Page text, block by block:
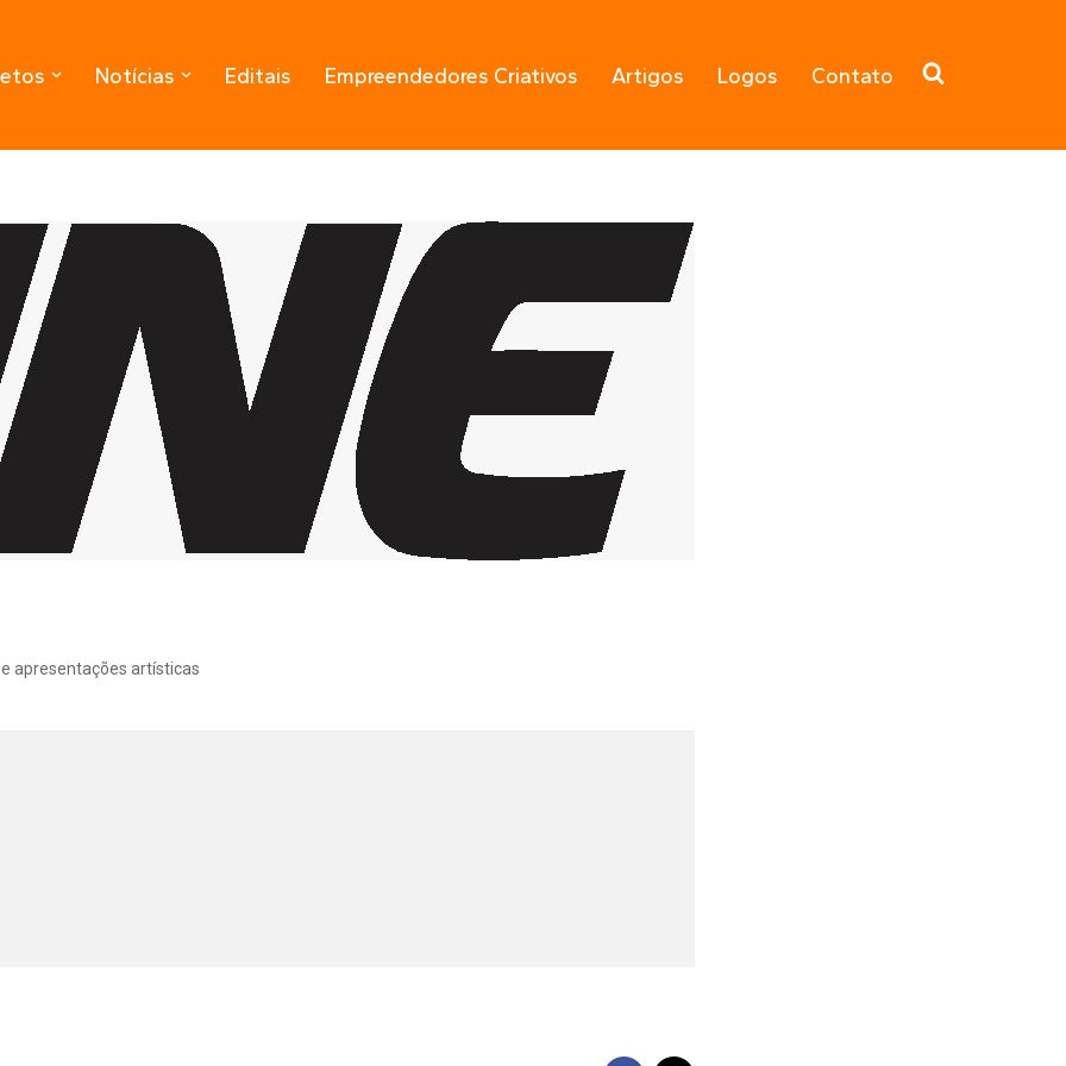
Notícias Editais Empreendedores Criativos Artigos Logos Contato
apresentações artísticas